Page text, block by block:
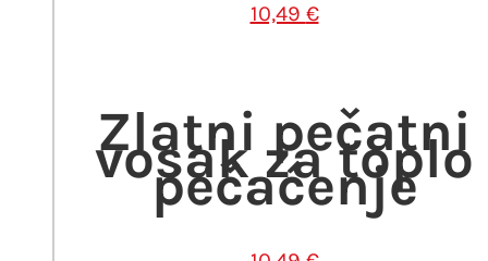
10,49 €
Zlatni pečatni
vosak za toplo
pečaćenje